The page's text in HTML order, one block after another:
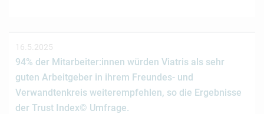
16.5.2025
94% der Mitarbeiter:innen würden Viatris als sehr
guten Arbeitgeber in ihrem Freundes- und
Verwandtenkreis weiterempfehlen, so die Ergebnisse
der Trust Index© Umfrage.